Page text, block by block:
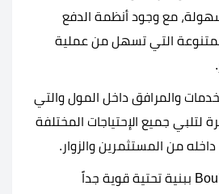
مع وجود أنظمة الدفع
التي تسهل من عملية
والمرافق داخل المول والتي
لتلبي جميع الإحتياجات المختلفة
من المستثمرين والزوار.
يتمتع مول Boulevard ببنية تحتية قوية جداً